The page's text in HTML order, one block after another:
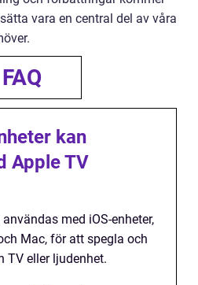
vara en central del av våra
FAQ
kan
Apple TV
med iOS-enheter,
Mac, för att spegla och
TV eller ljudenhet.